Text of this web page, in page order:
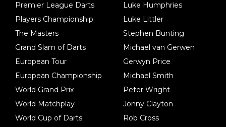
Premier League Darts
Players Championship
The Masters
Grand Slam of Darts
European Tour
European Championship
World Grand Prix
World Matchplay
World Cup of Darts
Luke Humphries
Luke Littler
Stephen Bunting
Michael van Gerwen
Gerwyn Price
Michael Smith
Peter Wright
Jonny Clayton
Rob Cross